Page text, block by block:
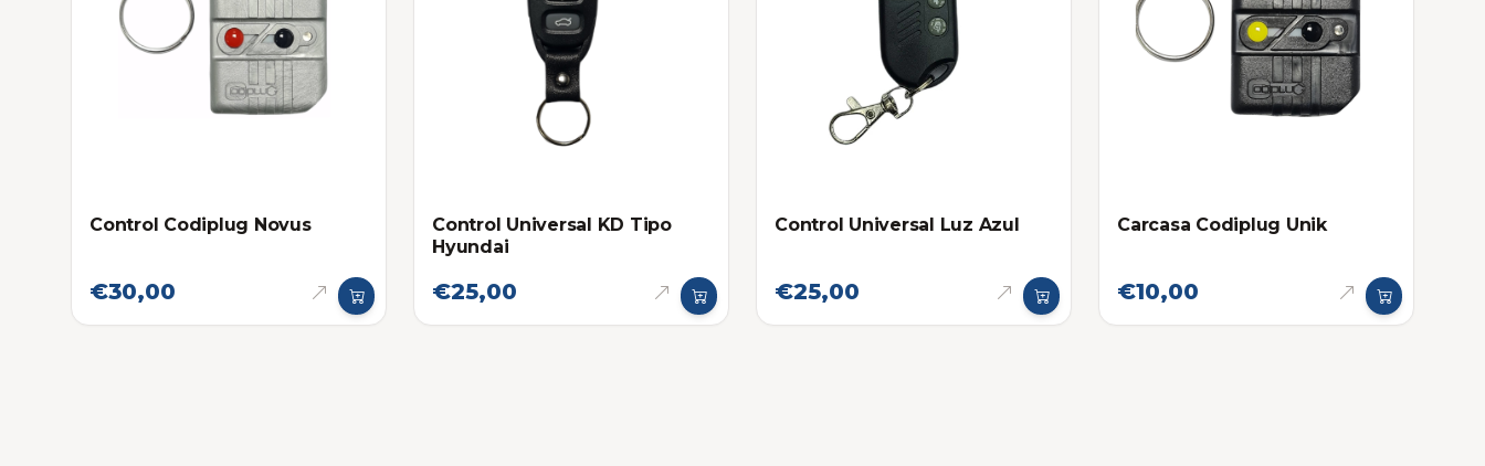
Control Codiplug Novus
€30,00
Control Universal KD Tipo
Hyundai
€25,00
Control Universal Luz Azul
€25,00
Carcasa Codiplug Unik
€10,00